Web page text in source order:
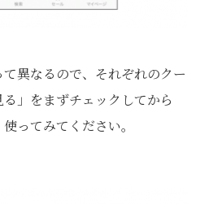
異なるので、それぞれのクー
」をまずチェックしてから
ってみてください。